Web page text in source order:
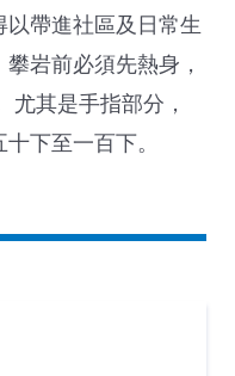
帶進社區及日常生
岩前必須先熱身，
其是手指部分，
下至一百下。